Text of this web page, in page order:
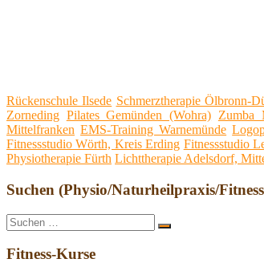
Rückenschule Ilsede Schmerztherapie Ölbronn-
Zorneding Pilates Gemünden (Wohra) Zumba
Mittelfranken EMS-Training Warnemünde
Fitnessstudio Wörth, Kreis Erding Fitnessstudio
Physiotherapie Fürth Lichttherapie Adelsdorf,
Suchen (Physio/Naturheilpraxis/
Suche
nach:
Suchen
Fitness-Kurse